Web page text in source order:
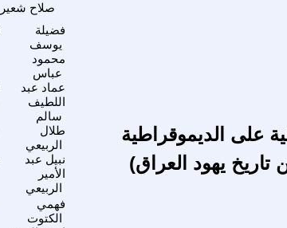
صلاح شعير
فضيلة
يوسف
محمود
عباس
عماد عبد
اللطيف
سالم
طلال
الربيعي
على الديموقراطية
نبيل عبد
الأمير
الربيعي
يهود العراق)
فهمي
الكتوت